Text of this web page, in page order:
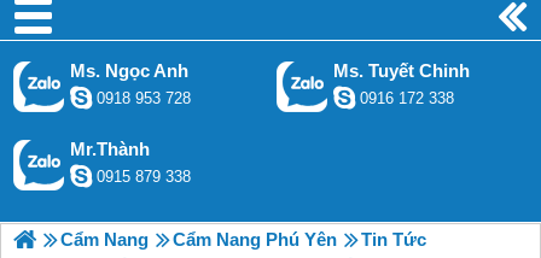
Ms. Ngọc Anh
0918 953 728
Ms. Tuyết Chinh
0916 172 338
Mr.Thành
0915 879 338
Cẩm Nang Cẩm Nang Phú Yên
Tin Tức